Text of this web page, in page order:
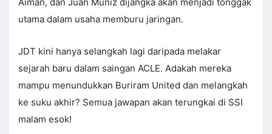
Aiman, dan Juan Muniz dijangka akan menjadi tonggak
utama dalam usaha memburu jaringan.
JDT kini hanya selangkah lagi daripada melakar
sejarah baru dalam saingan ACLE. Adakah mereka
mampu menundukkan Buriram United dan melangkah
ke suku akhir? Semua jawapan akan terungkai di SSI
malam esok!